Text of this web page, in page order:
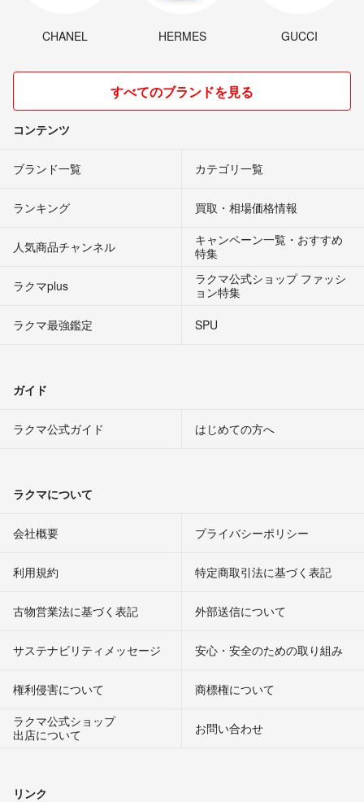
CHANEL HERMES GUCCI
すべてのブランドを見る
コンテンツ
ブランド一覧 カテゴリ一覧
ランキング 買取・相場価格情報
人気商品チャンネル
キャンペーン一覧・おすすめ
特集
ラクマplus
ラクマ公式ショップ ファッシ
ョン特集
ラクマ最強鑑定
SPU
ガイド
ラクマ公式ガイド はじめての方へ
ラクマについて
会社概要 プライバシーポリシー
利用規約 特定商取引法に基づく表記
古物営業法に基づく表記 外部送信について
サステナビリティメッセージ 安心・安全のための取り組み
権利侵害について
商標権について
ラクマ公式ショップ
出店について
お問い合わせ
リンク